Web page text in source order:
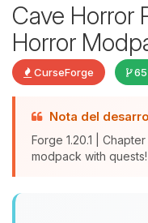
Cave Horror
Horror
CurseForge 65
Nota del
Forge 1.20.1 |
modpack with quests!